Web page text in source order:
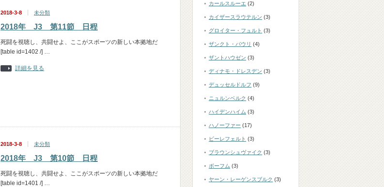
2018-3-8 未分類
2018年 J3 第11節 日程
死闘を視聴し、共闘せよ、ここがスポーツの新しい本拠地だ
[table id=1402 /] …
詳細を見る
2018-3-8 未分類
2018年 J3 第10節 日程
死闘を視聴し、共闘せよ、ここがスポーツの新しい本拠地だ
[table id=1401 /] …
カールスルーエ (2)
カイザースラウテルン (3)
グロイター・フュルト (3)
ザンクト・パウリ (4)
ザントハウゼン (3)
ディナモ・ドレスデン (3)
デュッセルドルフ (9)
ニュルンベルク (4)
ハイデンハイム (3)
ハノーファー (17)
ビーレフェルト (3)
ブラウンシュヴァイク (3)
ボーフム (3)
ヤーン・レーゲンスブルク (3)